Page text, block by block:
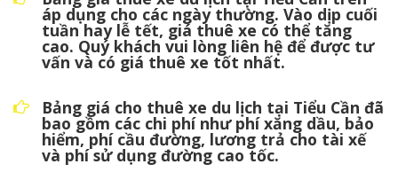
áp dụng cho các ngày thường. Vào dịp cuối
tuần hay lễ tết, giá thuê xe có thể tăng
cao. Quý khách vui lòng liên hệ để được tư
vấn và có giá thuê xe tốt nhất.
Bảng giá cho thuê xe du lịch tại Tiểu Cần đã
bao gồm các chi phí như phí xăng dầu, bảo
hiểm, phí cầu đường, lương trả cho tài xế
và phí sử dụng đường cao tốc.